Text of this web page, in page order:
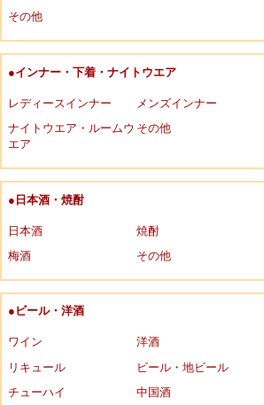
その他
●インナー・下着・ナイトウエア
レディースインナー
メンズインナー
ナイトウエア・ルームウ
エア
その他
●日本酒・焼酎
日本酒
焼酎
梅酒
その他
●ビール・洋酒
ワイン
洋酒
リキュール
ビール・地ビール
チューハイ
中国酒